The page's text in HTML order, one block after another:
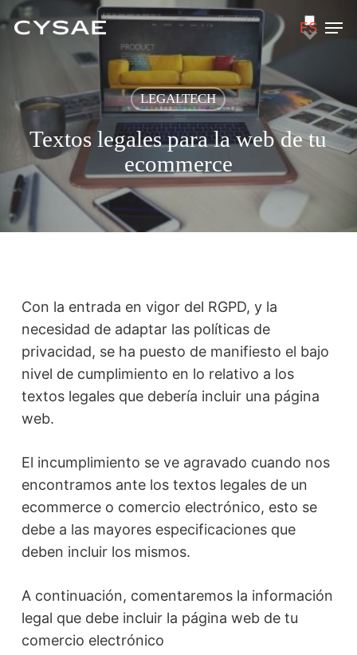
Skip
to
ES
LEGALTECH
Textos legales para la web de tu
ecommerce
Con la entrada en vigor del RGPD, y la
necesidad de adaptar las políticas de
privacidad, se ha puesto de manifiesto el bajo
nivel de cumplimiento en lo relativo a los
textos legales que debería incluir una página
web.
El incumplimiento se ve agravado cuando nos
encontramos ante los textos legales de un
ecommerce o comercio electrónico, esto se
debe a las mayores especificaciones que
deben incluir los mismos.
A continuación, comentaremos la información
legal que debe incluir la página web de tu
comercio electrónico